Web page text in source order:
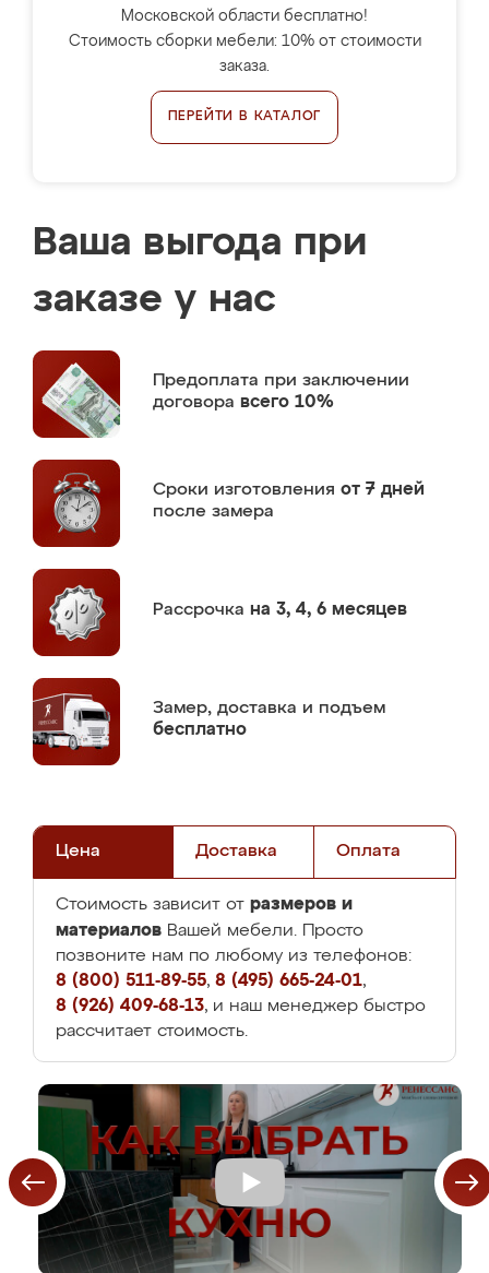
Московской области бесплатно!
Стоимость сборки мебели: 10% от стоимости
заказа.
ПЕРЕЙТИ В КАТАЛОГ
Ваша выгода при
заказе у нас
Предоплата при заключении
договора всего 10%
Сроки изготовления от 7 дней
после замера
Рассрочка на 3, 4, 6 месяцев
Замер, доставка и подъем
бесплатно
Цена Доставка Оплата
Стоимость зависит от размеров и
материалов Вашей мебели. Просто
позвоните нам по любому из телефонов:
8 (800) 511-89-55, 8 (495) 665-24-01,
8 (926) 409-68-13, и наш менеджер быстро
рассчитает стоимость.